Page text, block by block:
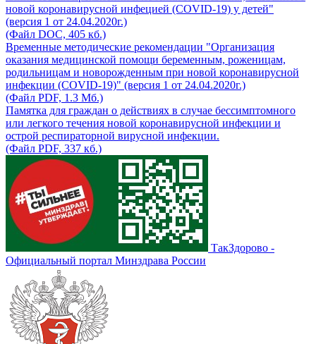
новой коронавирусной инфецией (COVID-19) у детей"
(версия 1 от 24.04.2020г.)
(Файл DOC, 405 кб.)
Временные методические рекомендации "Организация
оказания медицинской помощи беременным, роженицам,
родильницам и новорожденным при новой коронавирусной
инфекции (COVID-19)" (версия 1 от 24.04.2020г.)
(Файл PDF, 1.3 Мб.)
Памятка для граждан о действиях в случае бессимптомного
или легкого течения новой коронавирусной инфекции и
острой респираторной вирусной инфекции.
(Файл PDF, 337 кб.)
ТакЗдорово -
Официальный портал Минздрава России